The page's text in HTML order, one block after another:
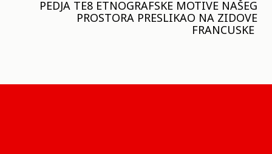
PEDJA TE8 ETNOGRAFSKE MOTIVE NAŠEG
PROSTORA PRESLIKAO NA ZIDOVE
FRANCUSKE